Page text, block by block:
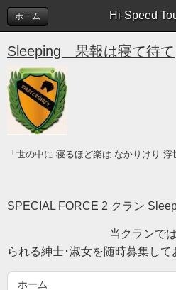
ホーム
Sleeping 果報は寝て待て
「世の中に 寝るほど楽は なかりけり 浮
SPECIAL FORCE 2 クラン
当クランでは、マナ
られる紳士･淑女を随時募集して
ホーム